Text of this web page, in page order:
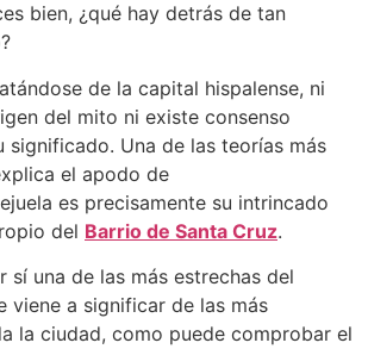
bien, ¿qué hay detrás de tan
de la capital hispalense, ni
del mito ni existe consenso
significado. Una de las teorías más
el apodo de
es precisamente su intrincado
del Barrio de Santa Cruz.
sí una de las más estrechas del
viene a significar de las más
la ciudad, como puede comprobar el